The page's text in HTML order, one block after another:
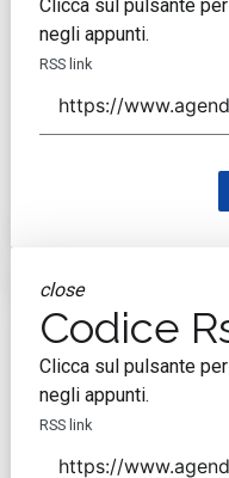
Clicca sul pulsante
negli appunti.
RSS link
close
Codice
Clicca sul pulsante
negli appunti.
RSS link